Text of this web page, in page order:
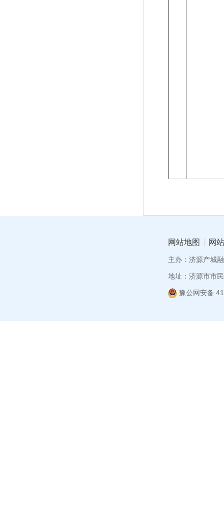
网站地图 网
主办：济源产城
地址：济源市市
豫公网安备